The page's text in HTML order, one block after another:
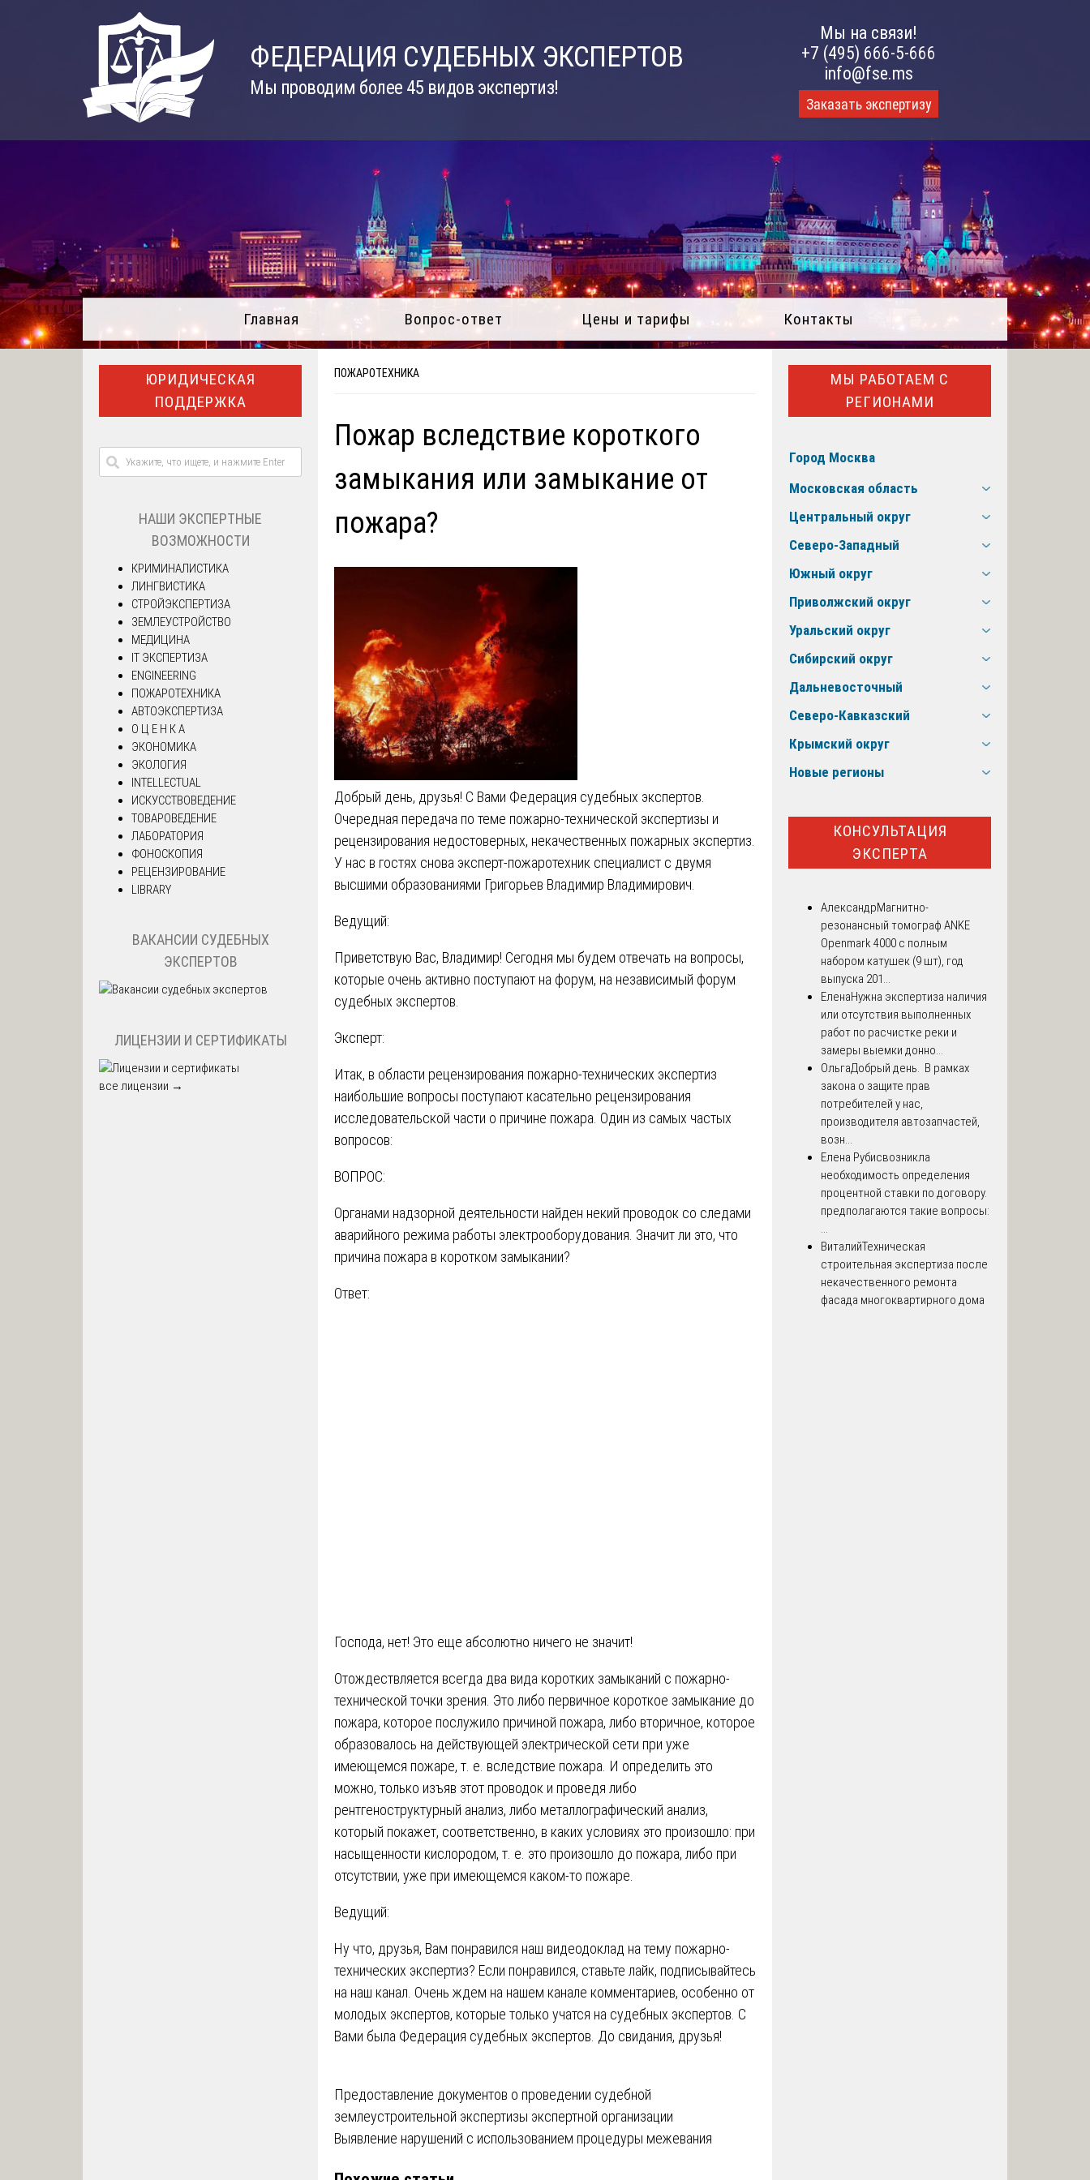
ФЕДЕРАЦИЯ СУДЕБНЫХ ЭКСПЕРТОВ
Мы проводим более 45 видов экспертиз!
Мы на связи!
+7 (495) 666-5-666
info@fse.ms
Заказать экспертизу
Главная Вопрос-ответ Цены и тарифы Контакты
ПОЖАРОТЕХНИКА
Пожар вследствие короткого
замыкания или замыкание от
пожара?
Добрый день, друзья! С Вами Федерация судебных экспертов.
Очередная передача по теме пожарно-технической экспертизы и
рецензирования недостоверных, некачественных пожарных экспертиз.
У нас в гостях снова эксперт-пожаротехник специалист с двумя
высшими образованиями Григорьев Владимир Владимирович.
Ведущий:
Приветствую Вас, Владимир! Сегодня мы будем отвечать на вопросы,
которые очень активно поступают на форум, на независимый форум
судебных экспертов.
Эксперт:
Итак, в области рецензирования пожарно-технических экспертиз
наибольшие вопросы поступают касательно рецензирования
исследовательской части о причине пожара. Один из самых частых
вопросов:
ВОПРОС:
Органами надзорной деятельности найден некий проводок со следами
аварийного режима работы электрооборудования. Значит ли это, что
причина пожара в коротком замыкании?
Ответ:
Господа, нет! Это еще абсолютно ничего не значит!
Отождествляется всегда два вида коротких замыканий с пожарно-
технической точки зрения. Это либо первичное короткое замыкание до
пожара, которое послужило причиной пожара, либо вторичное, которое
образовалось на действующей электрической сети при уже
имеющемся пожаре, т. е. вследствие пожара. И определить это
можно, только изъяв этот проводок и проведя либо
рентгеноструктурный анализ, либо металлографический анализ,
который покажет, соответственно, в каких условиях это произошло: при
насыщенности кислородом, т. е. это произошло до пожара, либо при
отсутствии, уже при имеющемся каком-то пожаре.
Ведущий:
Ну что, друзья, Вам понравился наш видеодоклад на тему пожарно-
технических экспертиз? Если понравился, ставьте лайк, подписывайтесь
на наш канал. Очень ждем на нашем канале комментариев, особенно от
молодых экспертов, которые только учатся на судебных экспертов. С
Вами была Федерация судебных экспертов. До свидания, друзья!
Навигация
по
Предоставление документов о проведении судебной
землеустроительной экспертизы экспертной организации
Выявление нарушений с использованием процедуры межевания
ЮРИДИЧЕСКАЯ
ПОДДЕРЖКА
НАШИ ЭКСПЕРТНЫЕ
ВОЗМОЖНОСТИ
КРИМИНАЛИСТИКА
ЛИНГВИСТИКА
СТРОЙЭКСПЕРТИЗА
ЗЕМЛЕУСТРОЙСТВО
МЕДИЦИНА
IT ЭКСПЕРТИЗА
ENGINEERING
ПОЖАРОТЕХНИКА
АВТОЭКСПЕРТИЗА
О Ц Е Н К А
ЭКОНОМИКА
ЭКОЛОГИЯ
INTELLECTUAL
ИСКУССТВОВЕДЕНИЕ
ТОВАРОВЕДЕНИЕ
ЛАБОРАТОРИЯ
ФОНОСКОПИЯ
РЕЦЕНЗИРОВАНИЕ
LIBRARY
ВАКАНСИИ СУДЕБНЫХ
ЭКСПЕРТОВ
ЛИЦЕНЗИИ И СЕРТИФИКАТЫ
все лицензии →
МЫ РАБОТАЕМ С
РЕГИОНАМИ
Город Москва
Московская область
Центральный округ
Северо-Западный
Южный округ
Приволжский округ
Уральский округ
Сибирский округ
Дальневосточный
Северо-Кавказский
Крымский округ
Новые регионы
КОНСУЛЬТАЦИЯ
ЭКСПЕРТА
АлександрМагнитно-
резонансный томограф ANKE
Openmark 4000 с полным
набором катушек (9 шт), год
выпуска 201...
ЕленаНужна экспертиза наличия
или отсутствия выполненных
работ по расчистке реки и
замеры выемки донно...
ОльгаДобрый день. В рамках
закона о защите прав
потребителей у нас,
производителя автозапчастей,
возн...
Елена Рубисвозникла
необходимость определения
процентной ставки по договору.
предполагаются такие вопросы:
...
ВиталийТехническая
строительная экспертиза после
некачественного ремонта
фасада многоквартирного дома